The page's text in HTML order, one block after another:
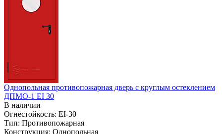
Однопольная противопожарная дверь с круглым остеклением
ДПМО-1 EI 30
В наличии
Огнестойкость: EI-30
Тип: Противопожарная
Конструкция: Однопольная